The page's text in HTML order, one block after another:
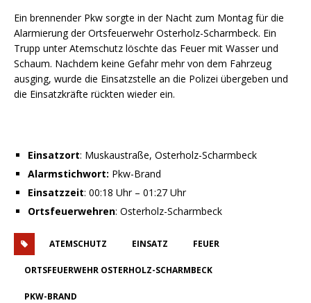
Ein brennender Pkw sorgte in der Nacht zum Montag für die
Alarmierung der Ortsfeuerwehr Osterholz-Scharmbeck. Ein
Trupp unter Atemschutz löschte das Feuer mit Wasser und
Schaum. Nachdem keine Gefahr mehr von dem Fahrzeug
ausging, wurde die Einsatzstelle an die Polizei übergeben und
die Einsatzkräfte rückten wieder ein.
Einsatzort: Muskaustraße, Osterholz-Scharmbeck
Alarmstichwort: Pkw-Brand
Einsatzzeit: 00:18 Uhr – 01:27 Uhr
Ortsfeuerwehren: Osterholz-Scharmbeck
ATEMSCHUTZ EINSATZ FEUER
ORTSFEUERWEHR OSTERHOLZ-SCHARMBECK
PKW-BRAND